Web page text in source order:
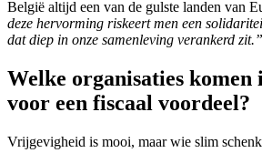
België altijd een van de gulste landen van
deze hervorming riskeert men een
dat diep in onze samenleving verankerd zit.”
Welke organisaties
voor een fiscaal voordeel?
Vrijgevigheid is mooi, maar wie slim